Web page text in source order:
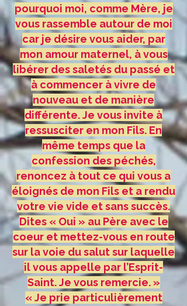
pourquoi moi, comme Mère, je
vous rassemble autour de moi
car je désire vous aider, par
mon amour maternel, à vous
libérer des saletés du passé et
à commencer à vivre de
nouveau et de manière
différente. Je vous invite à
ressusciter en mon Fils. En
même temps que la
confession des péchés,
renoncez à tout ce qui vous a
éloignés de mon Fils et a rendu
votre vie vide et sans succès.
Dites « Oui » au Père avec le
coeur et mettez-vous en route
sur la voie du salut sur laquelle
il vous appelle par l’Esprit-
Saint. Je vous remercie. »
« Je prie particulièrement